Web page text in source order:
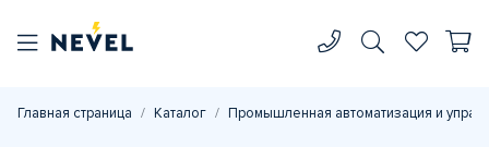
Главная страница Каталог Промышленная автоматизация и